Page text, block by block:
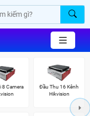
8 Camera
Đầu Thu 16 Kênh
Hikvision